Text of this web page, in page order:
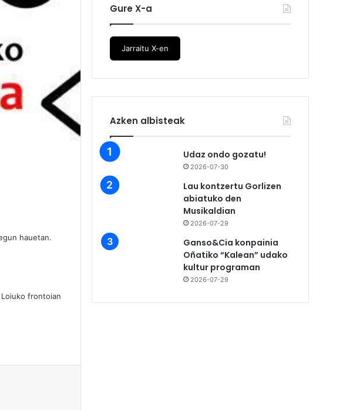
hauetan.
frontoian
Gure X-a
Jarraitu X-en
Azken albisteak
Udaz ondo gozatu!
2026-07-30
Lau kontzertu Gorlizen
abiatuko den
Musikaldian
2026-07-29
Ganso&Cia konpainia
Oñatiko “Kalean” udako
kultur programan
2026-07-29